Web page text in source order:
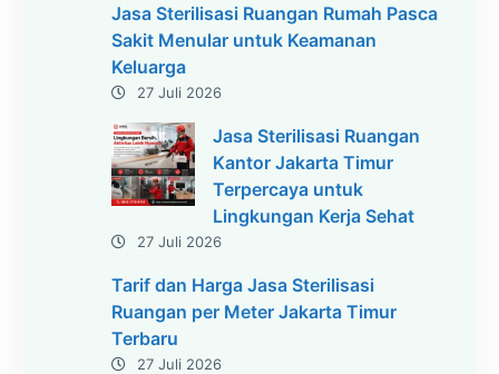
Jasa Sterilisasi Ruangan Rumah Pasca
Sakit Menular untuk Keamanan
Keluarga
27 Juli 2026
Jasa Sterilisasi Ruangan
Kantor Jakarta Timur
Terpercaya untuk
Lingkungan Kerja Sehat
27 Juli 2026
Tarif dan Harga Jasa Sterilisasi
Ruangan per Meter Jakarta Timur
Terbaru
27 Juli 2026